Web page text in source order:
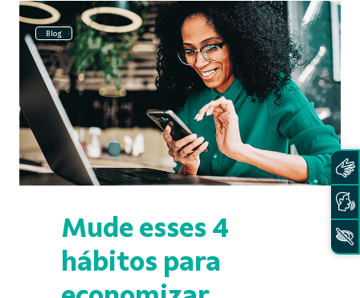
Blog
Mude esses 4
hábitos para